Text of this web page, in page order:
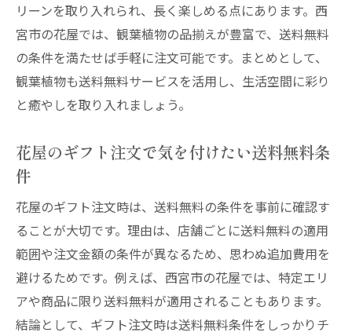
リーンを取り入れられ、長く楽しめる点にあります。西
宮市の花屋では、観葉植物の品揃えが豊富で、送料無料
の条件を満たせば手軽に注文可能です。まとめとして、
観葉植物も送料無料サービスを活用し、生活空間に彩り
と癒やしを取り入れましょう。
花屋のギフト注文で気を付けたい送料無料条
件
花屋のギフト注文時は、送料無料の条件を事前に確認す
ることが大切です。理由は、店舗ごとに送料無料の適用
範囲や注文金額の条件が異なるため、思わぬ追加費用を
避けるためです。例えば、西宮市の花屋では、特定エリ
アや商品に限り送料無料が適用されることもあります。
結論として、ギフト注文時は送料無料条件をしっかりチ